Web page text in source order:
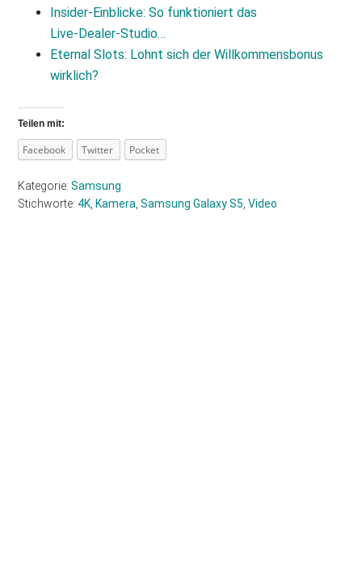
Insider‑Einblicke: So funktioniert das
Live‑Dealer‑Studio…
Eternal Slots: Lohnt sich der Willkommensbonus
wirklich?
Teilen mit:
Facebook Twitter Pocket
Kategorie:Samsung
Stichworte: 4K Kamera ,Samsung Galaxy S5 ,Video